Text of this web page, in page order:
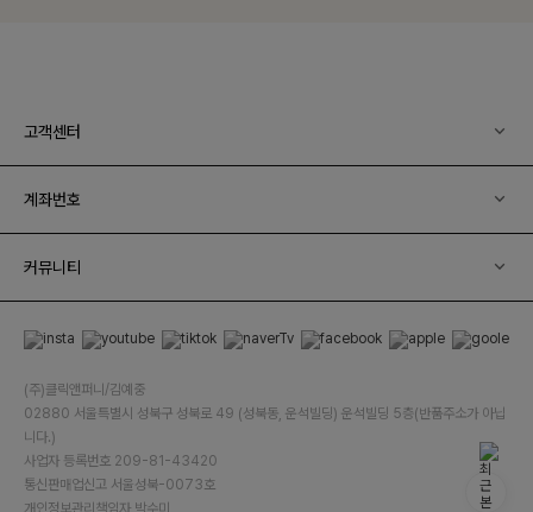
고객센터
계좌번호
커뮤니티
(주)클릭앤퍼니/김예중
02880 서울특별시 성북구 성북로 49 (성북동, 운석빌딩) 운석빌딩 5층(반품주소가 아닙
니다.)
사업자 등록번호 209-81-43420
통신판매업신고 서울성북-0073호
개인정보관리책임자 박수미